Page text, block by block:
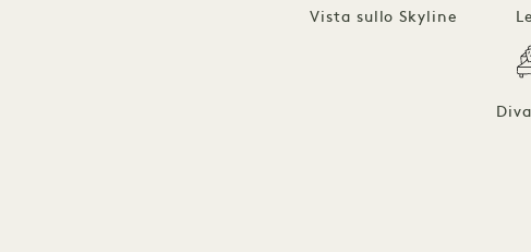
Vista sullo Skyline